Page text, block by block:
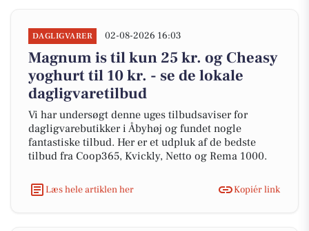
DAGLIGVARER 02-08-2026 16:03
Magnum is til kun 25 kr. og Cheasy
yoghurt til 10 kr. - se de lokale
dagligvaretilbud
Vi har undersøgt denne uges tilbudsaviser for
dagligvarebutikker i Åbyhøj og fundet nogle
fantastiske tilbud. Her er et udpluk af de bedste
tilbud fra Coop365, Kvickly, Netto og Rema 1000.
Læs hele artiklen her Kopiér link